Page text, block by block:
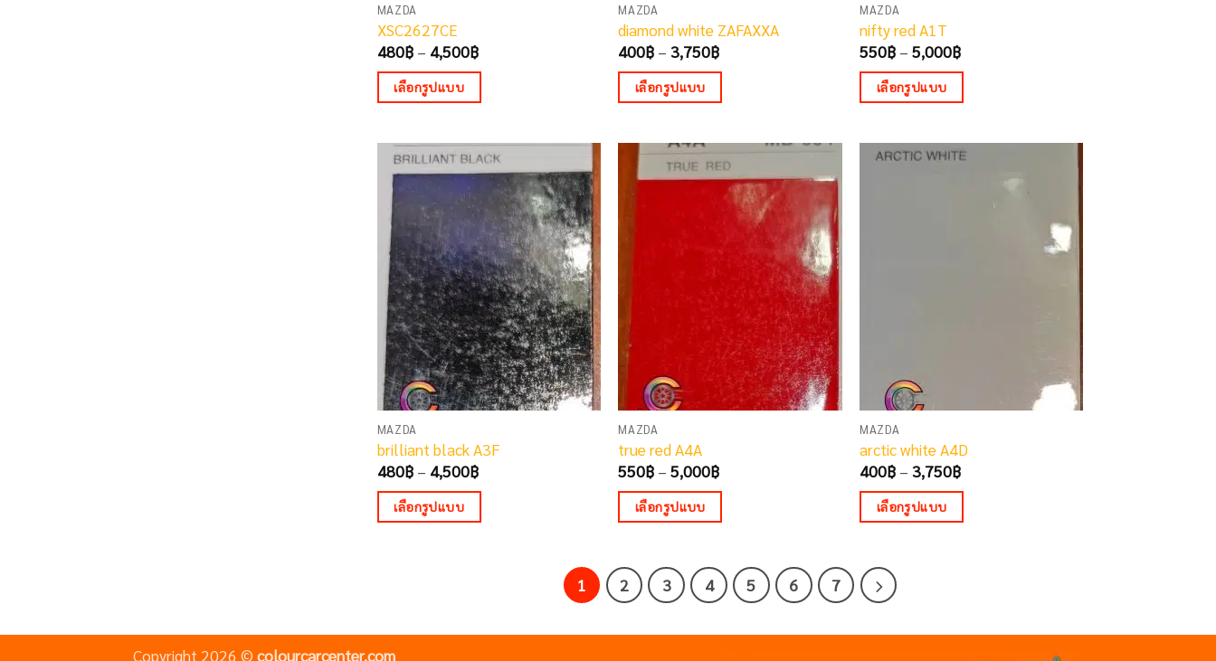
page
page
page
MAZDA
XSC2627CE
480฿ – 4,500฿Price
through
เลือกรูปแบบ
product
has
multiple
variants.
The
options
may
be
chosen
on
the
product
page
MAZDA
diamond white ZAFAXXA
400฿ – 3,750฿Price
through
เลือกรูปแบบ
product
has
multiple
on
product
page
MAZDA
nifty red A1T
550฿ – 5,000฿Price
through
เลือกรูปแบบ
product
has
product
page
MAZDA
brilliant black A3F
480฿ – 4,500฿Price
through
เลือกรูปแบบ
variants.
The
MAZDA
true red A4A
550฿ – 5,000฿Price
through
เลือกรูปแบบ
has
multiple
variants.
MAZDA
arctic white A4D
400฿ – 3,750฿Price
through
เลือกรูปแบบ
has
multiple
variants.
1 2 3 4 5 6 7
Copyright 2026 © colourcarcenter.com